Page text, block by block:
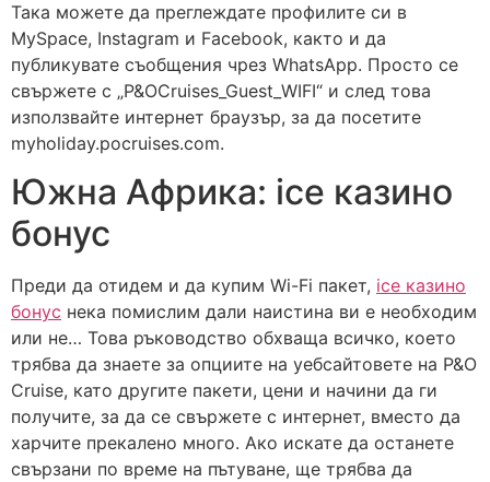
Така можете да преглеждате профилите си в
MySpace, Instagram и Facebook, както и да
публикувате съобщения чрез WhatsApp. Просто се
свържете с „P&OCruises_Guest_WIFI“ и след това
използвайте интернет браузър, за да посетите
myholiday.pocruises.com.
Южна Африка: ice казино
бонус
Преди да отидем и да купим Wi-Fi пакет, ice казино
бонус нека помислим дали наистина ви е необходим
или не… Това ръководство обхваща всичко, което
трябва да знаете за опциите на уебсайтовете на P&O
Cruise, като другите пакети, цени и начини да ги
получите, за да се свържете с интернет, вместо да
харчите прекалено много. Ако искате да останете
свързани по време на пътуване, ще трябва да